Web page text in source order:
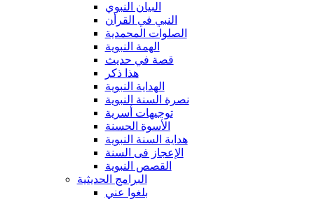
البيان النبوي
النبي في القرأن
الصلوات المحمدية
الهمة النبوية
قصة في حديث
هذا ذكر
الهداية النبوية
نصرة السنة النبوية
توجيهات أسرية
الأسوة الحسنة
هداية السنة النبوية
الإعجاز فى السنة
القصص النبوية
البرامج الحديثية
بلغوا عني